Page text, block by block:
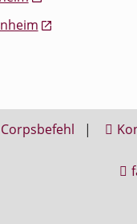
Corpsbefehl |